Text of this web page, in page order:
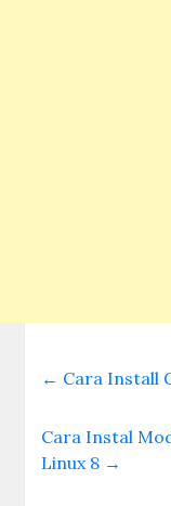
← Cara Install
Cara Instal
Linux 8 →